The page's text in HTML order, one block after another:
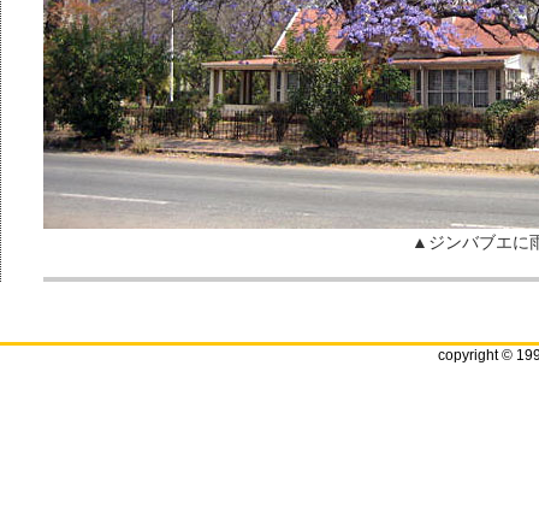
▲ジンバブエに
copyright ©